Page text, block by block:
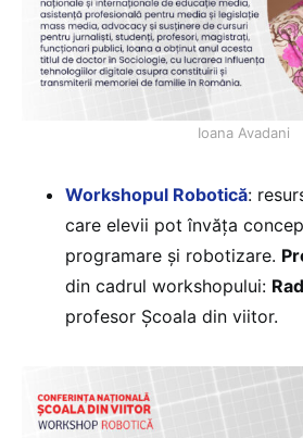
Ioana Avadani
Workshopul Robotică:
care elevii pot învăța
programare și robotizare.
din cadrul workshopului:
profesor Școala din viitor.